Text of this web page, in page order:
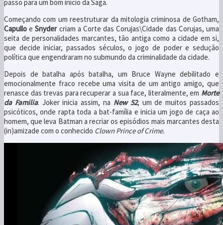
passo para um bom início da Saga.
Começando com um reestruturar da mitologia criminosa de Gotham,
Capullo eSnydercriam a Corte das Corujas\Cidade das Corujas, uma
seita de personalidades marcantes, tão antiga como a cidade em si,
que decide iniciar, passados séculos, o jogo de poder e sedução
política que engendraram no submundo da criminalidade da cidade.
Depois de batalha após batalha, um Bruce Wayne debilitado e
emocionalmente fraco recebe uma visita de um antigo amigo, que
renasce das trevas para recuperar a sua face, literalmente, em Morte
da Familia. Joker inicia assim, na New 52, um de muitos passados
psicóticos, onde rapta toda a bat-família e inicia um jogo de caça ao
homem, que leva Batman a recriar os episódios mais marcantes desta
(in)amizade com o conhecido Clown Prince of Crime.